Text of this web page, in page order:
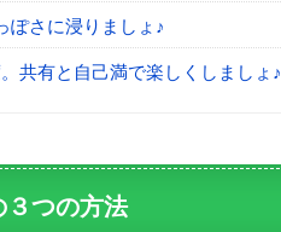
ぽさに浸りましょ♪
共有と自己満で楽しくしましょ♪
つの方法